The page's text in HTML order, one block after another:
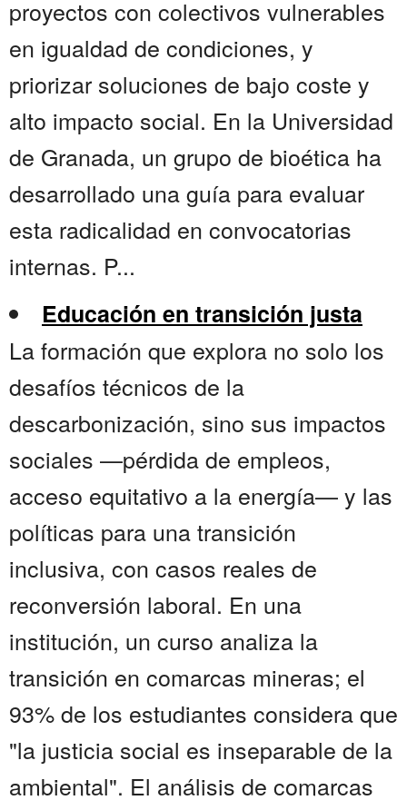
proyectos con colectivos vulnerables
en igualdad de condiciones, y
priorizar soluciones de bajo coste y
alto impacto social. En la Universidad
de Granada, un grupo de bioética ha
desarrollado una guía para evaluar
esta radicalidad en convocatorias
internas. P...
Educación en transición justa
La formación que explora no solo los
desafíos técnicos de la
descarbonización, sino sus impactos
sociales —pérdida de empleos,
acceso equitativo a la energía— y las
políticas para una transición
inclusiva, con casos reales de
reconversión laboral. En una
institución, un curso analiza la
transición en comarcas mineras; el
93% de los estudiantes considera que
"la justicia social es inseparable de la
ambiental". El análisis de comarcas